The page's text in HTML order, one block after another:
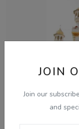
JOIN
Join our
and